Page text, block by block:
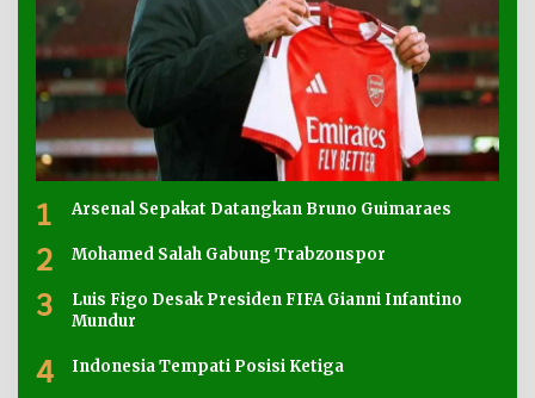
1 Arsenal Sepakat Datangkan Bruno Guimaraes
2 Mohamed Salah Gabung Trabzonspor
3
Luis Figo Desak Presiden FIFA Gianni Infantino
Mundur
4 Indonesia Tempati Posisi Ketiga